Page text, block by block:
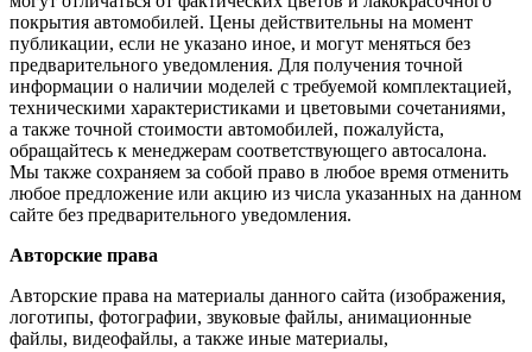
покрытия автомобилей. Цены действительны на момент
публикации, если не указано иное, и могут меняться без
предварительного уведомления. Для получения точной
информации о наличии моделей с требуемой комплектацией,
техническими характеристиками и цветовыми сочетаниями,
а также точной стоимости автомобилей, пожалуйста,
обращайтесь к менеджерам соответствующего автосалона.
Мы также сохраняем за собой право в любое время отменить
любое предложение или акцию из числа указанных на данном
сайте без предварительного уведомления.
Авторские права
Авторские права на материалы данного сайта (изображения,
логотипы, фотографии, звуковые файлы, анимационные
файлы, видеофайлы, а также иные материалы,